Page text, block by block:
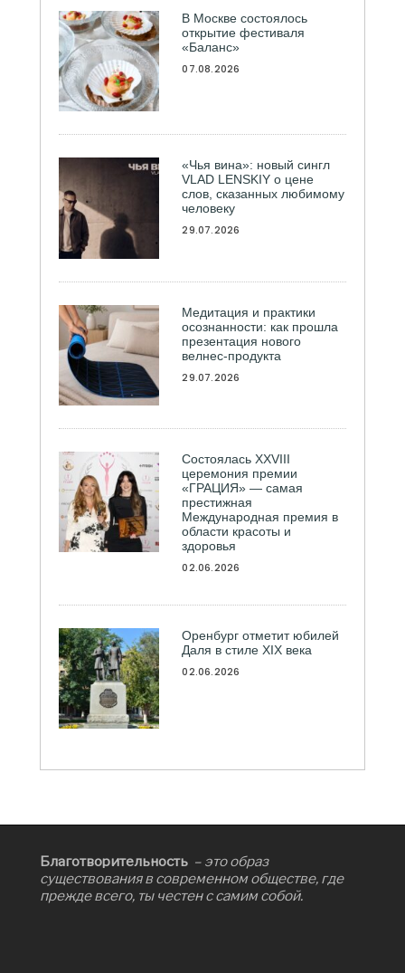
В Москве состоялось
открытие фестиваля
«Баланс»
07.08.2026
«Чья вина»: новый сингл
VLAD LENSKIY о цене
слов, сказанных любимому
человеку
29.07.2026
Медитация и практики
осознанности: как прошла
презентация нового
велнес-продукта
29.07.2026
Состоялась ХXVIII
церемония премии
«ГРАЦИЯ» — самая
престижная
Международная премия в
области красоты и
здоровья
02.06.2026
Оренбург отметит юбилей
Даля в стиле XIX века
02.06.2026
Благотворительность – это образ
существования в современном обществе, где
прежде всего, ты честен с самим собой.